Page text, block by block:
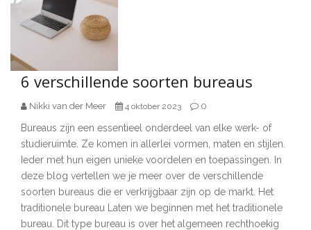
6 verschillende soorten bureaus
Nikki van der Meer 4 oktober 2023 0
Bureaus zijn een essentieel onderdeel van elke werk- of
studieruimte. Ze komen in allerlei vormen, maten en stijlen.
Ieder met hun eigen unieke voordelen en toepassingen. In
deze blog vertellen we je meer over de verschillende
soorten bureaus die er verkrijgbaar zijn op de markt. Het
traditionele bureau Laten we beginnen met het traditionele
bureau. Dit type bureau is over het algemeen rechthoekig